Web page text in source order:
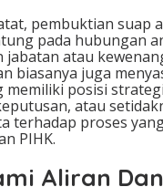
pembuktian suap
pada hubungan
jabatan atau
biasanya juga
memiliki posisi
atau
terhadap proses
PIHK.
Aliran